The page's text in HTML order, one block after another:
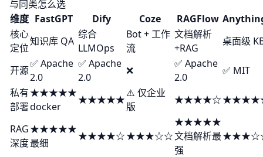
与同类怎么选
维度 FastGPT Dify Coze RAGFlow
核心
定位
知识库 QA
综合
LLMOps
Bot + 工作
流
文档解析
+RAG
桌面级
开源
✅ Apache
2.0
✅ Apache
2.0
❌
✅ Apache
2.0
✅ MIT
私有
部署
★★★★★
docker
★★★★★
⚠️ 仅企业
版
★★★★☆
RAG
深度
★★★★★
最细
★★★★☆★★★☆☆
★★★★★
文档解析最
强